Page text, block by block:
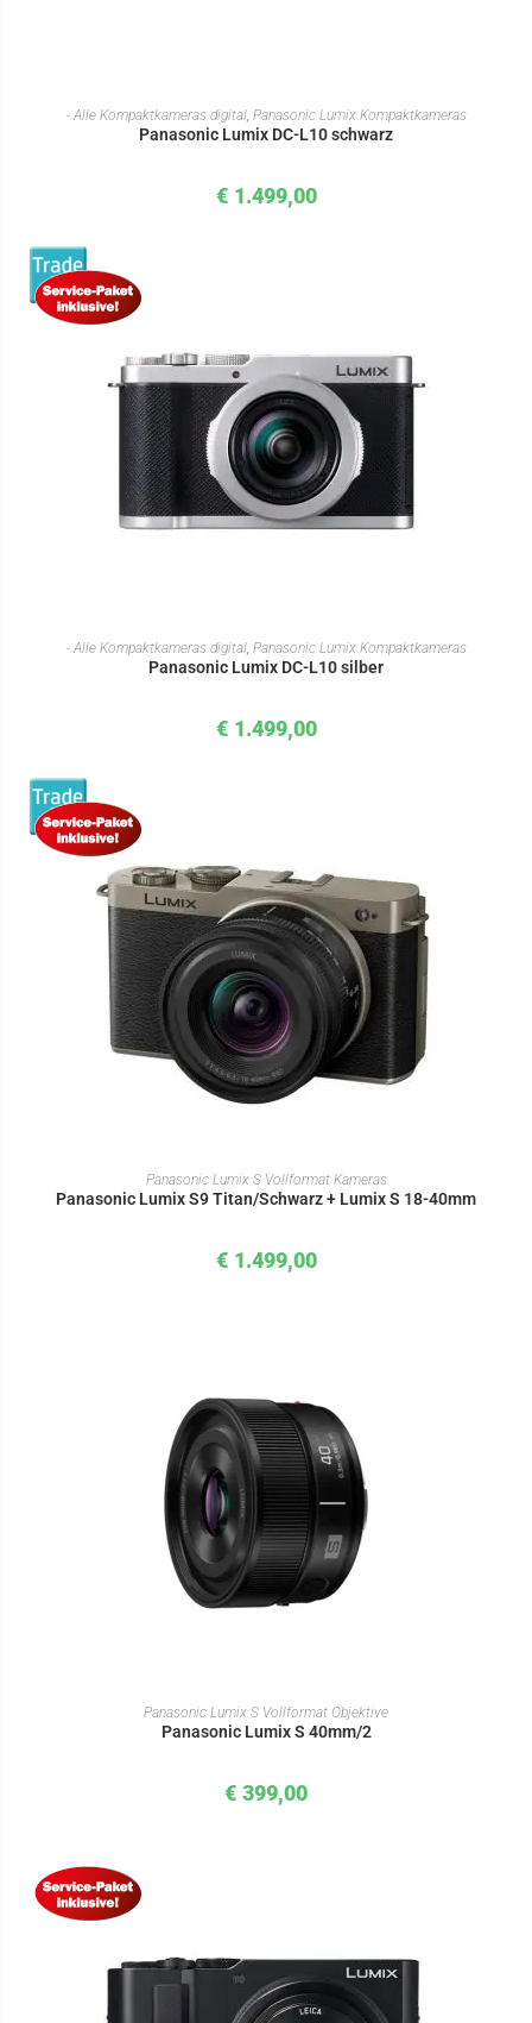
IN DEN WARENKORB
- Alle Kompaktkameras digital, Panasonic Lumix Kompaktkameras
Panasonic Lumix DC-L10 schwarz
€ 1.499,00
IN DEN WARENKORB
- Alle Kompaktkameras digital, Panasonic Lumix Kompaktkameras
Panasonic Lumix DC-L10 silber
€ 1.499,00
IN DEN WARENKORB
Panasonic Lumix S Vollformat Kameras
Panasonic Lumix S9 Titan/Schwarz + Lumix S 18-40mm
€ 1.499,00
IN DEN WARENKORB
Panasonic Lumix S Vollformat Objektive
Panasonic Lumix S 40mm/2
€ 399,00